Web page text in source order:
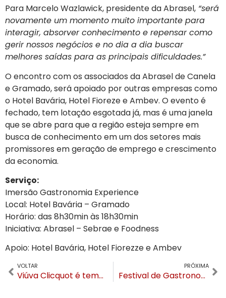
Para Marcelo Wazlawick, presidente da Abrasel, “será
novamente um momento muito importante para
interagir, absorver conhecimento e repensar como
gerir nossos negócios e no dia a dia buscar
melhores saídas para as principais dificuldades.”
O encontro com os associados da Abrasel de Canela
e Gramado, será apoiado por outras empresas como
o Hotel Bavária, Hotel Fioreze e Ambev. O evento é
fechado, tem lotação esgotada já, mas é uma janela
que se abre para que a região esteja sempre em
busca de conhecimento em um dos setores mais
promissores em geração de emprego e crescimento
da economia.
Serviço:
Imersão Gastronomia Experience
Local: Hotel Bavária – Gramado
Horário: das 8h30min às 18h30min
Iniciativa: Abrasel – Sebrae e Foodness
Apoio: Hotel Bavária, Hotel Fiorezze e Ambev
VOLTAR
Viúva Clicquot é tema da última Noite Francesa da temporada no restaurante Catherine
PRÓXIMA
Festival de Gastronomia de Gramado acontece em setembro com protagonismo das PANC